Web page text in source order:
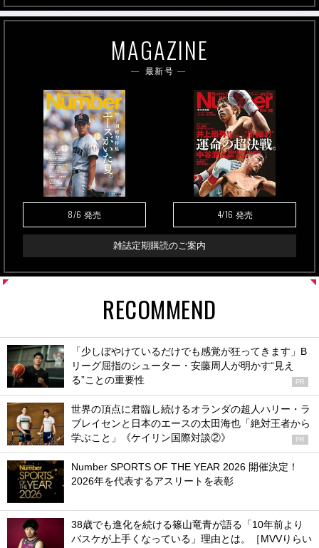
MAGAZINE
最新号
8/6 発売 4/16 発売
雑誌定期購読のご案内
RECOMMEND
「少しぼやけているだけでも感覚が狂ってきます」B
リーグ屈指のシューター・安藤周人が明かす“見え
る”ことの重要性
PR
世界の頂点に君臨し続けるオランダの超人ハリー・ラ
ブレイセンと日本のエースの太田海也「絶対王者から
学ぶこと」《ケイリン国際対談②》
PR
Number SPORTS OF THE YEAR 2026 開催決定！
2026年を代表するアスリートを表彰
38歳でも進化を続ける篠山竜青が語る「10年前より
バスケが上手くなっている」理由とは。［MVVりらい